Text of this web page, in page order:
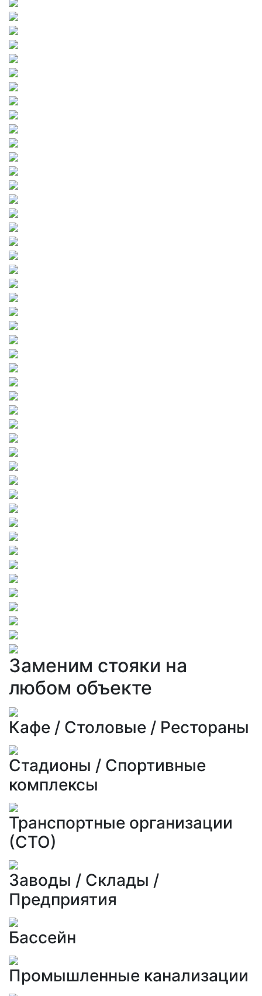
Заменим стояки на
любом объекте
Кафе / Столовые / Рестораны
Стадионы / Спортивные
комплексы
Транспортные организации
(СТО)
Заводы / Склады /
Предприятия
Бассейн
Промышленные канализации